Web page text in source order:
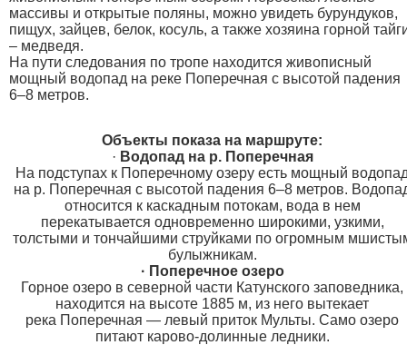
массивы и открытые поляны, можно увидеть бурундуков,
пищух, зайцев, белок, косуль, а также хозяина горной
– медведя.
На пути следования по тропе находится живописный
мощный водопад на реке Поперечная с высотой падения
6–8 метров.
Объекты показа на маршруте:
· Водопад на р. Поперечная
На подступах к Поперечному озеру есть мощный
на р. Поперечная с высотой падения 6–8 метров.
относится к каскадным потокам, вода в нем
перекатывается одновременно широкими, узкими,
толстыми и тончайшими струйками по огромным
булыжникам.
· Поперечное озеро
Горное озеро в северной части Катунского заповедника,
находится на высоте 1885 м, из него вытекает
река Поперечная — левый приток Мульты. Само озеро
питают карово-долинные ледники.